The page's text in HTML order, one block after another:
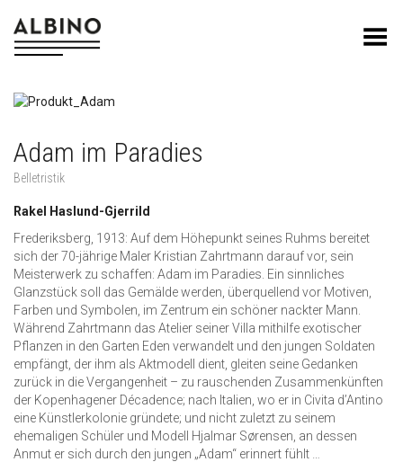
Toggle Menu
Adam im Paradies
Belletristik
Rakel Haslund-Gjerrild
Frederiksberg, 1913: Auf dem Höhepunkt seines Ruhms bereitet
sich der 70-jährige Maler Kristian Zahrtmann darauf vor, sein
Meisterwerk zu schaffen: Adam im Paradies. Ein sinnliches
Glanzstück soll das Gemälde werden, überquellend vor Motiven,
Farben und Symbolen, im Zentrum ein schöner nackter Mann.
Während Zahrtmann das Atelier seiner Villa mithilfe exotischer
Pflanzen in den Garten Eden verwandelt und den jungen Soldaten
empfängt, der ihm als Aktmodell dient, gleiten seine Gedanken
zurück in die Vergangenheit – zu rauschenden Zusammenkünften
der Kopenhagener Décadence; nach Italien, wo er in Civita d’Antino
eine Künstlerkolonie gründete; und nicht zuletzt zu seinem
ehemaligen Schüler und Modell Hjalmar Sørensen, an dessen
Anmut er sich durch den jungen „Adam“ erinnert fühlt …